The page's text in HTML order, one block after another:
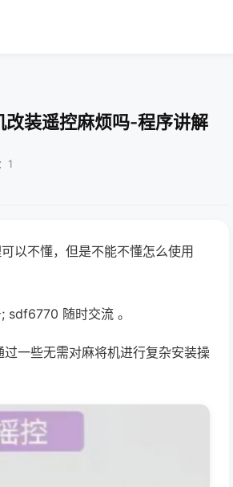
装遥控麻烦吗-程序讲解
1
以不懂，但是不能不懂怎么使用
sdf6770 随时交流 。
一些无需对麻将机进行复杂安装操